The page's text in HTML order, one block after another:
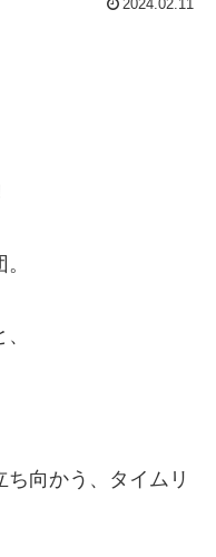
2024.02.11
向かう、タイムリ